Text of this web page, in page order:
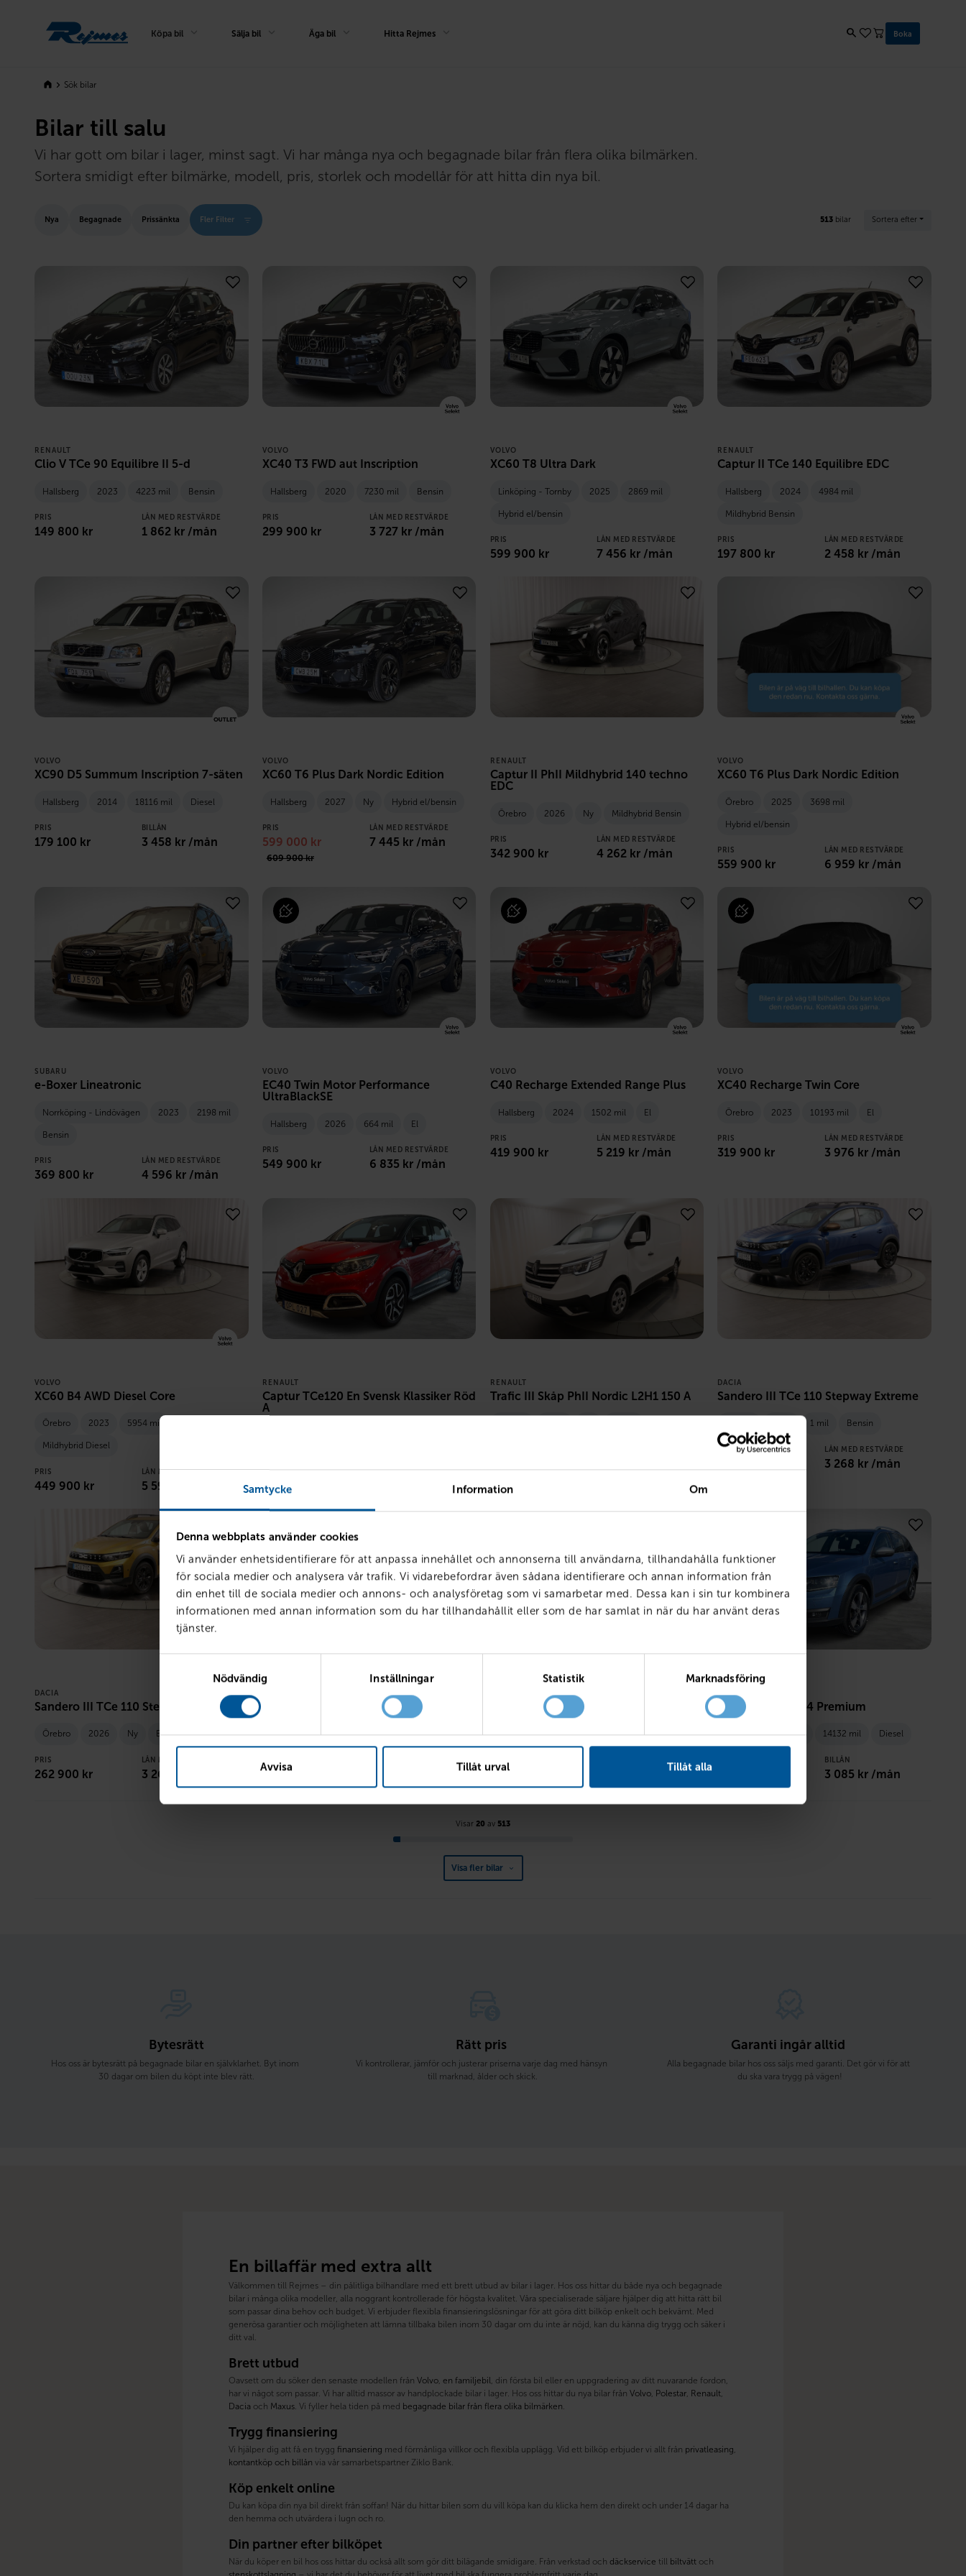
Samtycke Information Om
Denna webbplats använder cookies
Vi använder enhetsidentifierare för att anpassa innehållet och annonserna till användarna, tillhandahålla funktioner
för sociala medier och analysera vår trafik. Vi vidarebefordrar även sådana identifierare och annan information från
din enhet till de sociala medier och annons- och analysföretag som vi samarbetar med. Dessa kan i sin tur kombinera
informationen med annan information som du har tillhandahållit eller som de har samlat in när du har använt deras
tjänster.
Nödvändig
Inställningar Statistik Marknadsföring
Avvisa Tillåt urval Tillåt alla
Köpa bil Sälja bil Äga bil Hitta Rejmes Boka
Sök bilar
Bilar till salu
Vi har gott om bilar i lager, minst sagt. Vi har många nya och begagnade bilar från flera olika bilmärken.
Sortera smidigt efter bilmärke, modell, pris, storlek och modellår för att hitta din nya bil.
Nya Begagnade Prissänkta Fler Filter 513 bilar Sortera efter
RENAULT
Clio V TCe 90 Equilibre II 5-d
Hallsberg 2023 4223 mil Bensin
PRIS
149 800 kr
LÅN MED RESTVÄRDE
1 862 kr /mån
VOLVO
XC40 T3 FWD aut Inscription
Hallsberg 2020 7230 mil Bensin
PRIS
299 900 kr
LÅN MED RESTVÄRDE
3 727 kr /mån
VOLVO
XC60 T8 Ultra Dark
Linköping - Tornby 2025 2869 mil
Hybrid el/bensin
PRIS
599 900 kr
LÅN MED RESTVÄRDE
7 456 kr /mån
RENAULT
Captur II TCe 140 Equilibre EDC
Hallsberg 2024 4984 mil
Mildhybrid Bensin
PRIS
197 800 kr
LÅN MED RESTVÄRDE
2 458 kr /mån
VOLVO
XC90 D5 Summum Inscription 7-säten
Hallsberg 2014 18116 mil Diesel
PRIS
179 100 kr
BILLÅN
3 458 kr /mån
VOLVO
XC60 T6 Plus Dark Nordic Edition
Hallsberg 2027 Ny Hybrid el/bensin
PRIS
599 000 kr
609 900kr
LÅN MED RESTVÄRDE
7 445 kr /mån
RENAULT
Captur II PhII Mildhybrid 140 techno
EDC
Örebro 2026 Ny Mildhybrid Bensin
PRIS
342 900 kr
LÅN MED RESTVÄRDE
4 262 kr /mån
VOLVO
XC60 T6 Plus Dark Nordic Edition
Örebro 2025 3698 mil
Hybrid el/bensin
PRIS
559 900 kr
LÅN MED RESTVÄRDE
6 959 kr /mån
SUBARU
e-Boxer Lineatronic
Norrköping - Lindövägen 2023 2198 mil
Bensin
PRIS
369 800 kr
LÅN MED RESTVÄRDE
4 596 kr /mån
VOLVO
EC40 Twin Motor Performance
UltraBlackSE
Hallsberg 2026 664 mil El
PRIS
549 900 kr
LÅN MED RESTVÄRDE
6 835 kr /mån
VOLVO
C40 Recharge Extended Range Plus
Hallsberg 2024 1502 mil El
PRIS
419 900 kr
LÅN MED RESTVÄRDE
5 219 kr /mån
VOLVO
XC40 Recharge Twin Core
Örebro 2023 10193 mil El
PRIS
319 900 kr
LÅN MED RESTVÄRDE
3 976 kr /mån
VOLVO
XC60 B4 AWD Diesel Core
Örebro 2023 5954 mil
Mildhybrid Diesel
PRIS
449 900 kr
LÅN MED RESTVÄRDE
5 592
RENAULT
Captur TCe120 En Svensk Klassiker Röd
A
RENAULT
Trafic III Skåp PhII Nordic L2H1 150 A
DACIA
Sandero III TCe 110 Stepway Extreme
1 mil Bensin
PRIS LÅN MED RESTVÄRDE
3 268 kr /mån
DACIA
Sandero III TCe 110 Stepway Extreme
Örebro 2026 Ny Bensin
PRIS
262 900 kr
LÅN MED RESTVÄRDE
3 268
Trafic III Skåp PhII Nordic L2H1 150 A
Örebro 2026 Ny Diesel
449 750
V90 D4 AWD R-Design
Finspång 2019 11300 mil Diesel
324 800 kr /mån
SKODA
Scout 2.0 TDI 4x4 Premium
Åtvidaberg 2016 14132 mil Diesel
BILLÅN
3 085 kr /mån
Visar 20 av 513
Visa fler bilar
Bytesrätt
Hos oss är bytesrätt på begagnade bilar en självklarhet. Byt inom
30 dagar om bilen du köpt inte blev rätt.
Rätt pris
Vi kontrollerar, jämför och justerar priserna varje dag med hänsyn
till marknad, ålder och skick.
Garanti ingår alltid
Alla begagnade bilar hos oss säljs med garanti. Det gör vi för att
du ska vara trygg på vägen!
En billaffär med extra allt
Välkommen till Rejmes – din pålitliga bilhandlare med ett brett utbud av bilar i lager. Hos oss hittar du både nya och begagnade
bilar i många olika modeller, alla noggrant kontrollerade för högsta kvalitet. Våra specialiserade säljare hjälper dig att hitta rätt bil
som passar dina behov och budget. Vi erbjuder flexibla finansieringslösningar för att göra ditt bilköp enkelt och bekvämt. Med
generösa garantier och möjligheten att lämna tillbaka bilen inom 30 dagar om du inte är nöjd, kan du känna dig trygg och säker i
ditt val.
Brett utbud
Oavsett om du söker den senaste modellen från Volvo en familjebil , din första bil eller en uppgradering av ditt nuvarande fordon,
har vi något som passar. Vi har alltid massor av handplockade bilar i lager. Hos oss hittar du nya bilar från Volvo Polestar Renault
Dacia och Maxus . Vi fyller hela tiden på med begagnade bilar från flera olika bilmärken
Trygg finansiering
Vi hjälper dig att få en trygg finansiering med förmånliga villkor och flexibla upplägg. Vid ett bilköp erbjuder vi allt från privatleasing
kontantköp och billån via vår samarbetspartner Ziklo Bank.
Köp enkelt online
Du kan köpa din nya bil direkt från soffan! När du hittar bilen som du vill köpa kan du klicka hem den direkt och under 14 dagar ha
den hemma och utvärdera i lugn och ro.
Din partner efter bilköpet
När du köper en bil hos oss hittar du också allt som gör ditt bilägande smidigare. Från verkstad och däckservice till biltvätt och